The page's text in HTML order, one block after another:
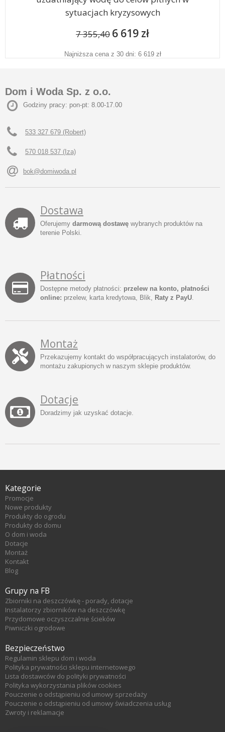
sytuacjach kryzysowych
7 355,40 6 619 zł
Najniższa cena z 30 dni: 6 619 zł
Dom i Woda Sp. z o.o.
Godziny pracy: pon-pt: 8.00-17.00
533 327 679 (Robert)
570 018 537 (Iza)
bok@domiwoda.pl
Dostawa
Oferujemy darmową dostawę wybranych produktów na
terenie Polski.
Płatności
Dostępne metody płatności: przelew na konto, płatności
online: przelew, karta kredytowa, Blik, Raty z PayU.
Montaż
Przekazujemy kontakt do współpracujących instalatorów, do
montażu zakupionych w naszym sklepie produktów.
Dotacje
Doradzimy jak uzyskać dotacje.
Kategorie
Promocje
Nowe produkty
Produkty do ogrodu
Produkty do domu
O dom i woda
Dotacje
Montaż
Kontakt
Blog
Grupy na FB
Zbiorniki na deszczówkę - porady, dotacje
Instalatorzy zbiorników na deszczówkę
Przydomowe oczyszczalnie ścieków
Piwniczki ogrodowe
Bezpieczeństwo
Regulamin sklepu dom i woda
Polityka prywatności sklepu internetowego
Lista dostawców do polityki prywatności
Polityka wykorzystania plików cookies
Pouczenie o odstąpieniu od umowy sprzedaży
Pouczenie o odstąpieniu od umowy świadczenia usług
Zwroty i reklamacje